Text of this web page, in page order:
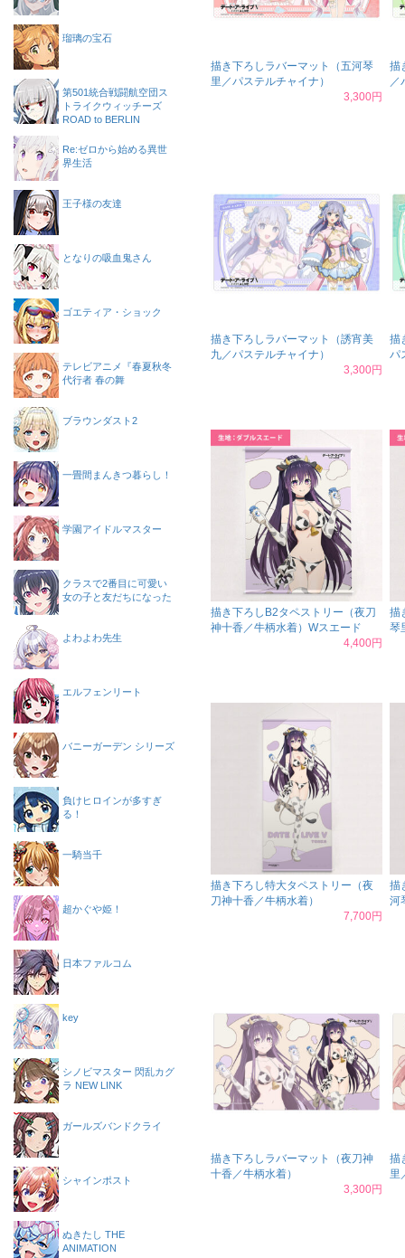
描き下ろしラバーマット（五河琴
里／パステルチャイナ）
3,300円
描
／
描き下ろしラバーマット（誘宵美
九／パステルチャイナ）
3,300円
描
パ
描き下ろしB2タペストリー（夜刀
神十香／牛柄水着）Wスエード
4,400円
描
琴
描き下ろし特大タペストリー（夜
刀神十香／牛柄水着）
7,700円
描
河
描き下ろしラバーマット（夜刀神
十香／牛柄水着）
3,300円
描
里
瑠璃の宝石
第501統合戦闘航空団ス
トライクウィッチーズ
ROAD to BERLIN
Re:ゼロから始める異世
界生活
王子様の友達
となりの吸血鬼さん
ゴエティア・ショック
テレビアニメ『春夏秋冬
代行者 春の舞
ブラウンダスト2
一畳間まんきつ暮らし！
学園アイドルマスター
クラスで2番目に可愛い
女の子と友だちになった
よわよわ先生
エルフェンリート
バニーガーデン シリーズ
負けヒロインが多すぎ
る！
一騎当千
超かぐや姫！
日本ファルコム
key
シノビマスター 閃乱カグ
ラ NEW LINK
ガールズバンドクライ
シャインポスト
ぬきたし THE
ANIMATION